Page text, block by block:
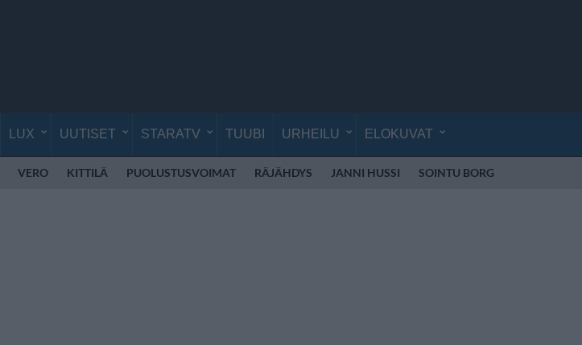
LUX UUTISET STARATV TUUBI URHEILU ELOKUVAT
VERO KITTILÄ PUOLUSTUSVOIMAT RÄJÄHDYS JANNI HUSSI SOINTU BORG